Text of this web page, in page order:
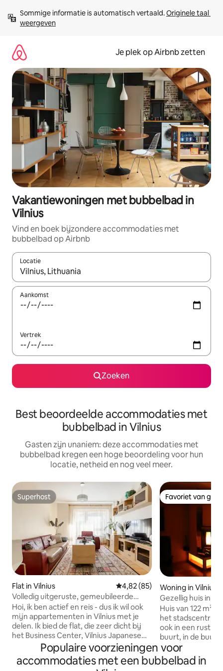
direct
naar
Sommige informatie is automatisch vertaald. Originele taal
weergeven
Je plek op Airbnb zetten
Vakantiewoningen met bubbelbad in
Vilnius
Vind en boek bijzondere accommodaties met
bubbelbad op Airbnb
Locatie
Wanneer er resultaten beschikbaar zijn, maak je een keuze
Aankomst
Vertrek
Zoeken
Best beoordeelde accommodaties met
bubbelbad in Vilnius
Gasten zijn unaniem: deze accommodaties met
bubbelbad kregen een hoge beoordeling voor hun
locatie, netheid en nog veel meer.
Superhost
Superhost
Flat in Vilnius Gemiddelde beoordeling van
4,82 (85)
Volledig uitgeruste, gemeubileerde
gezellige flat Vilnius Center
Hoi, ik ben actief en reis - dus ik wil ook
mijn appartementen in Vilnius met je
delen. Ik bied de flat, die zeer dicht bij
het Business Center, Vilnius Japanese
Garden,het centrum, de rivier en grote
winkelcentra ligt. Indien nodig kan
worden voorzien van babybedje en
Favoriet van
Favoriet van
Woning in Vilnius
Gezellig huis in
haard en sauna
Huis van 122 m²
het
ook in een
buurt, in de buurt
en het Vingis-
ligt in de
Žvėrynas en
Populaire voorzieningen voor
accommodaties met een bubbelbad in